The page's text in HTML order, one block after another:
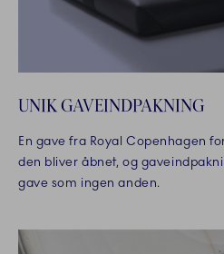
UNIK GAVEINDPAKNING
En gave fra Royal Copenhagen
den bliver åbnet, og
gave som ingen anden.